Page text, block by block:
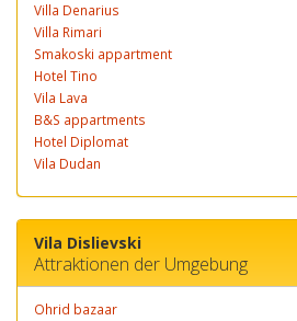
Villa Denarius
Villa Rimari
Smakoski appartment
Hotel Tino
Vila Lava
B&S appartments
Hotel Diplomat
Vila Dudan
Vila Dislievski
Attraktionen der Umgebung
Ohrid bazaar